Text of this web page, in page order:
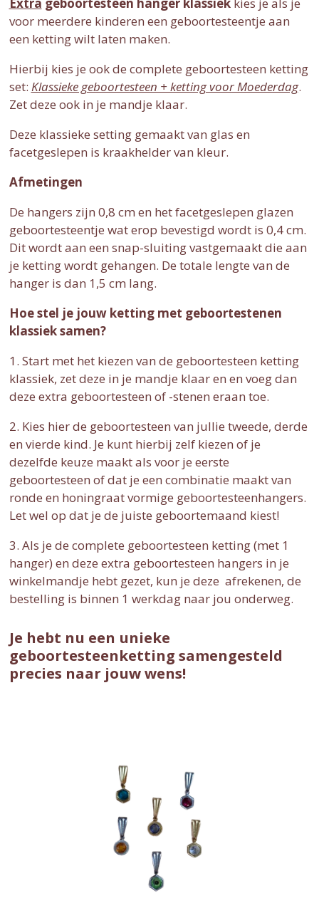
voor meerdere kinderen een geboortesteentje aan
een ketting wilt laten maken.
Hierbij kies je ook de complete geboortesteen ketting
set: Klassieke geboortesteen + ketting voor Moederdag.
Zet deze ook in je mandje klaar.
Deze klassieke setting gemaakt van glas en
facetgeslepen is kraakhelder van kleur.
Afmetingen
De hangers zijn 0,8 cm en het facetgeslepen glazen
geboortesteentje wat erop bevestigd wordt is 0,4 cm.
Dit wordt aan een snap-sluiting vastgemaakt die aan
je ketting wordt gehangen. De totale lengte van de
hanger is dan 1,5 cm lang.
Hoe stel je jouw ketting met geboortestenen
klassiek samen?
1. Start met het kiezen van de geboortesteen ketting
klassiek, zet deze in je mandje klaar en en voeg dan
deze extra geboortesteen of -stenen eraan toe.
2. Kies hier de geboortesteen van jullie tweede, derde
en vierde kind. Je kunt hierbij zelf kiezen of je
dezelfde keuze maakt als voor je eerste
geboortesteen of dat je een combinatie maakt van
ronde en honingraat vormige geboortesteenhangers.
Let wel op dat je de juiste geboortemaand kiest!
3. Als je de complete geboortesteen ketting (met 1
hanger) en deze extra geboortesteen hangers in je
winkelmandje hebt gezet, kun je deze afrekenen, de
bestelling is binnen 1 werkdag naar jou onderweg.
Je hebt nu een unieke
geboortesteenketting samengesteld
precies naar jouw wens!